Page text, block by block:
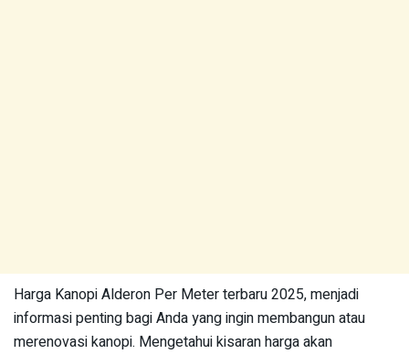
Harga Kanopi Alderon Per Meter terbaru 2025, menjadi
informasi penting bagi Anda yang ingin membangun atau
merenovasi kanopi. Mengetahui kisaran harga akan